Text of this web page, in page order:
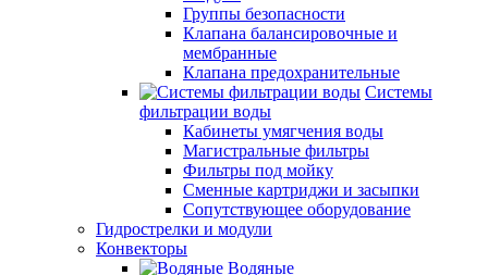
Группы безопасности
Клапана балансировочные и
мембранные
Клапана предохранительные
Системы
фильтрации воды
Кабинеты умягчения воды
Магистральные фильтры
Фильтры под мойку
Сменные картриджи и засыпки
Сопутствующее оборудование
Гидрострелки и модули
Конвекторы
Водяные